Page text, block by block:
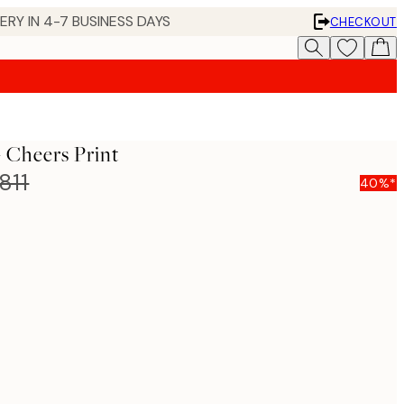
IN 4-7 BUSINESS DAYS
CHECKOUT
Cheers Print
40%*